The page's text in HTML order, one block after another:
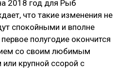
2018 год для Рыб
что такие изменения не
спокойными и вполне
полугодие окончится
со своим любимым
крупной ссорой с